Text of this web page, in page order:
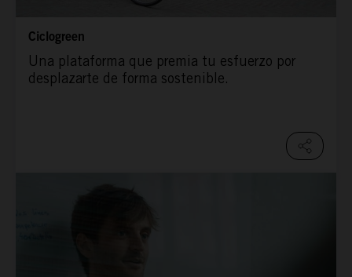
Ciclogreen
Una plataforma que premia tu esfuerzo por
desplazarte de forma sostenible.